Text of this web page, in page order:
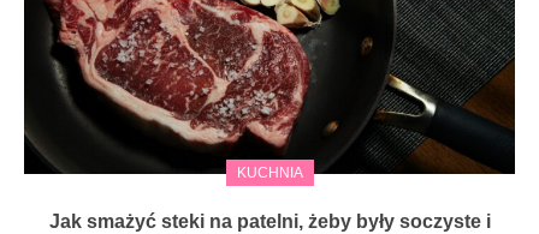
KUCHNIA
Jak smażyć steki na patelni, żeby były soczyste i